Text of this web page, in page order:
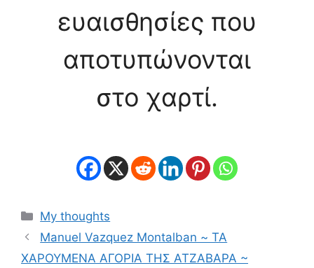
ευαισθησίες που
αποτυπώνονται
στο χαρτί.
Κατηγορίες
My thoughts
Manuel Vazquez Montalban ~ ΤΑ
ΧΑΡΟΥΜΕΝΑ ΑΓΟΡΙΑ ΤΗΣ ΑΤΖΑΒΑΡΑ ~